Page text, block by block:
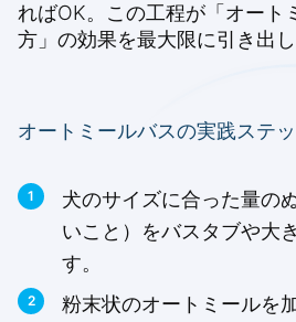
ればOK。この工程が「オート
方」の効果を最大限に引き出し
オートミールバスの実践ステ
犬のサイズに合った量の
いこと）をバスタブや大
す。
粉末状のオートミールを